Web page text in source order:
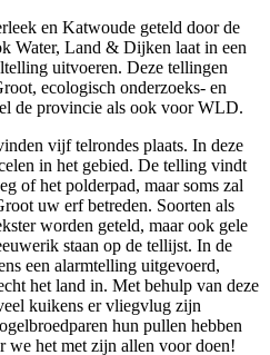
en Katwoude geteld door de
Water, Land & Dijken laat in een
uitvoeren. Deze tellingen
ecologisch onderzoeks- en
de provincie als ook voor WLD.
vijf telrondes plaats. In deze
in het gebied. De telling vindt
of het polderpad, maar soms zal
uw erf betreden. Soorten als
worden geteld, maar ook gele
staan op de tellijst. In de
een alarmtelling uitgevoerd,
het land in. Met behulp van deze
kuikens er vliegvlug zijn
hun pullen hebben
we het met zijn allen voor doen!